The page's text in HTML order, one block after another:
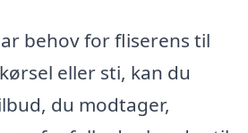
behov for fliserens til
eller sti, kan du
du modtager,